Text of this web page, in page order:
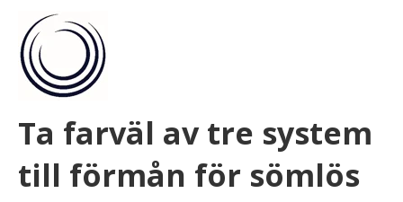
Ta farväl av tre system
till förmån för sömlös